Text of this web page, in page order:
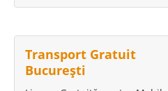
Transport Gratuit
București